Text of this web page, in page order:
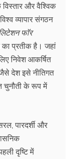
विस्तार और वैश्विक
व्यापार संगठन
फॉर
का प्रतीक है। जहां
निवेश आकर्षित
जैसे देश इसे नीतिगत
चुनौती के रूप में
पारदर्शी और
दृष्टि में